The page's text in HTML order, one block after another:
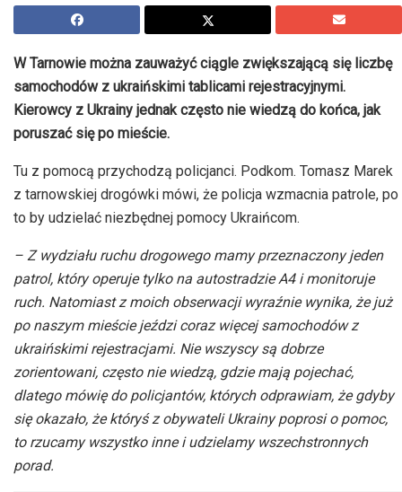
W Tarnowie można zauważyć ciągle zwiększającą się liczbę
samochodów z ukraińskimi tablicami rejestracyjnymi.
Kierowcy z Ukrainy jednak często nie wiedzą do końca, jak
poruszać się po mieście.
Tu z pomocą przychodzą policjanci. Podkom. Tomasz Marek
z tarnowskiej drogówki mówi, że policja wzmacnia patrole, po
to by udzielać niezbędnej pomocy Ukraińcom.
– Z wydziału ruchu drogowego mamy przeznaczony jeden
patrol, który operuje tylko na autostradzie A4 i monitoruje
ruch. Natomiast z moich obserwacji wyraźnie wynika, że już
po naszym mieście jeździ coraz więcej samochodów z
ukraińskimi rejestracjami. Nie wszyscy są dobrze
zorientowani, często nie wiedzą, gdzie mają pojechać,
dlatego mówię do policjantów, których odprawiam, że gdyby
się okazało, że któryś z obywateli Ukrainy poprosi o pomoc,
to rzucamy wszystko inne i udzielamy wszechstronnych
porad.